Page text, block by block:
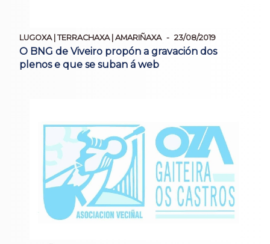
LUGOXA | TERRACHAXA | AMARIÑAXA 23/08/2019
O BNG de Viveiro propón a gravación dos
plenos e que se suban á web